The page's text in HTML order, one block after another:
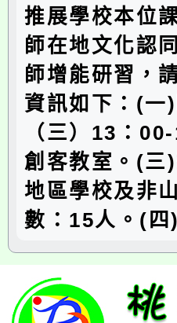
推展學校本位
師在地文化認
師增能研習，
資訊如下：(一
（三）13：
創客教室。(三
地區學校及非
數：15人。(四